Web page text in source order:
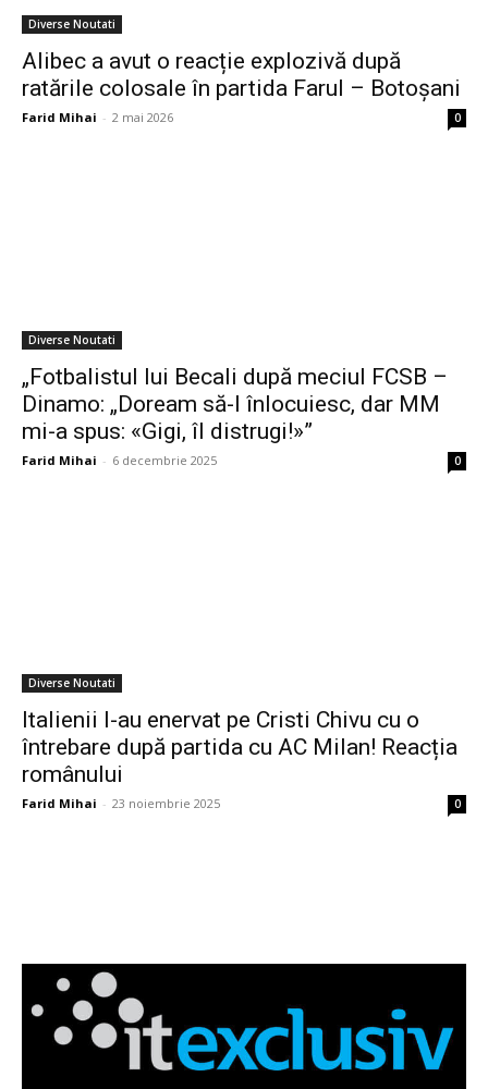
Diverse Noutati
Alibec a avut o reacție explozivă după
ratările colosale în partida Farul – Botoșani
Farid Mihai - 2 mai 2026 0
Diverse Noutati
„Fotbalistul lui Becali după meciul FCSB –
Dinamo: „Doream să-l înlocuiesc, dar MM
mi-a spus: «Gigi, îl distrugi!»”
Farid Mihai - 6 decembrie 2025 0
Diverse Noutati
Italienii l-au enervat pe Cristi Chivu cu o
întrebare după partida cu AC Milan! Reacția
românului
Farid Mihai - 23 noiembrie 2025 0